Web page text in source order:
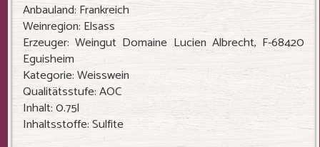
Anbauland: Frankreich
Weinregion: Elsass
Erzeuger: Weingut Domaine Lucien Albrecht, F-68420
Eguisheim
Kategorie: Weisswein
Qualitätsstufe: AOC
Inhalt: 0.75l
Inhaltsstoffe: Sulfite